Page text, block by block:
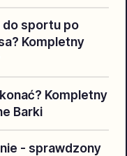
do sportu po
Kompletny
Kompletny
Barki
- sprawdzony